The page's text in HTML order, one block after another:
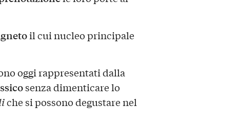
il cui nucleo principale
oggi rappresentati dalla
senza dimenticare lo
che si possono degustare nel